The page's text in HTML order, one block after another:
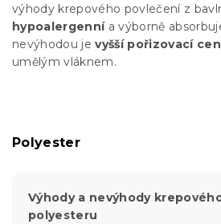
výhody krepového povlečení z
hypoalergennía výborně
nevýhodou jevyšší pořizovací
umělým vláknem.
Polyester
Výhody a nevýhody
polyesteru